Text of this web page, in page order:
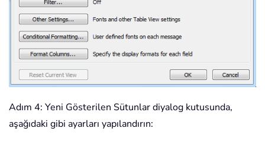
Adım 4: Yeni Gösterilen Sütunlar diyalog kutusunda,
aşağıdaki gibi ayarları yapılandırın: